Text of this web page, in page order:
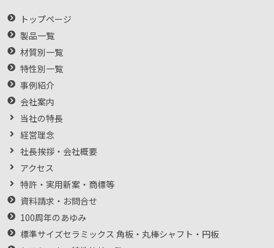
トップページ
製品一覧
材質別一覧
特性別一覧
事例紹介
会社案内
当社の特長
経営理念
社長挨拶・会社概要
アクセス
特許・実用新案・商標等
資料請求・お問合せ
100周年のあゆみ
標準サイズセラミックス 角板・丸棒シャフト・円板